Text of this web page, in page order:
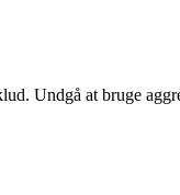
Undgå at bruge